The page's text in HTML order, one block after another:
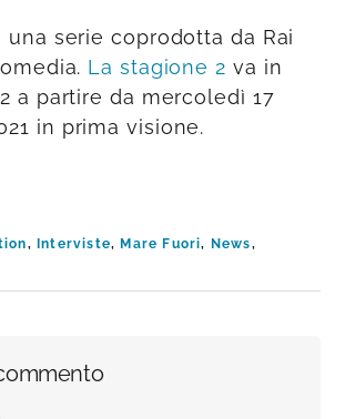
serie coprodotta da Rai
La stagione 2 va in
a partire da mercoledì 17
in prima visione.
, Interviste, Mare Fuori, News,